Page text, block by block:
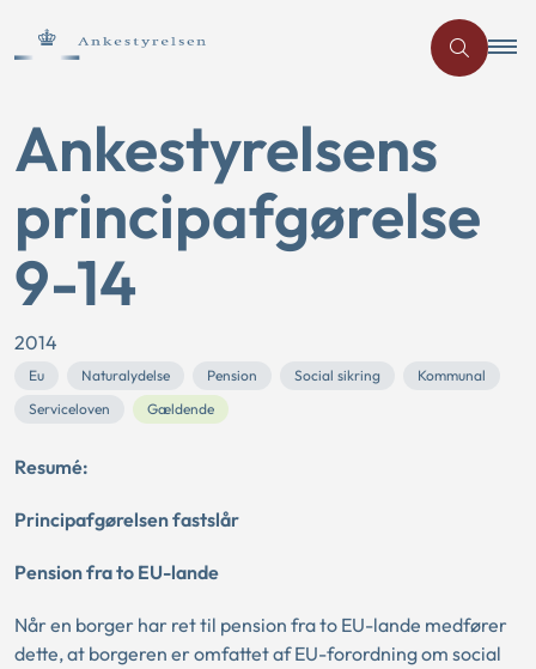
Ankestyrelsens
principafgørelse
9-14
2014
Eu Naturalydelse Pension Social sikring
Kommunal
Serviceloven
Gældende
Resumé:
Principafgørelsen fastslår
Pension fra to EU-lande
Når en borger har ret til pension fra to EU-lande medfører
dette, at borgeren er omfattet af EU-forordning om social